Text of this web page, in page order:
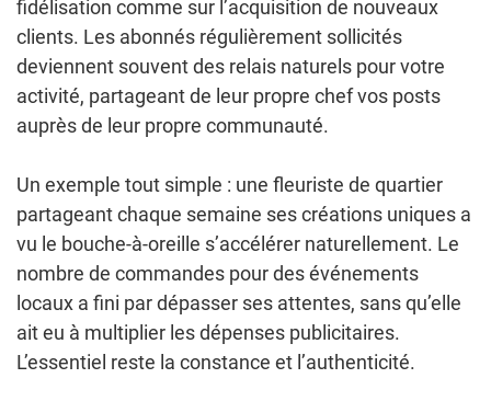
fidélisation comme sur l’acquisition de nouveaux
clients. Les abonnés régulièrement sollicités
deviennent souvent des relais naturels pour votre
activité, partageant de leur propre chef vos posts
auprès de leur propre communauté.
Un exemple tout simple : une fleuriste de quartier
partageant chaque semaine ses créations uniques a
vu le bouche-à-oreille s’accélérer naturellement. Le
nombre de commandes pour des événements
locaux a fini par dépasser ses attentes, sans qu’elle
ait eu à multiplier les dépenses publicitaires.
L’essentiel reste la constance et l’authenticité.